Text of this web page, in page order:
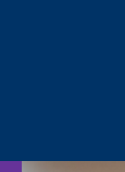
již nevyžaduje